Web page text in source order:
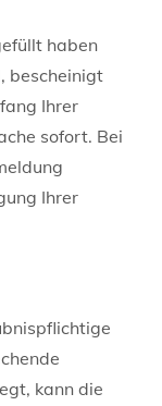
haben
bescheinigt
Ihrer
sofort. Bei
Ihrer
kann die